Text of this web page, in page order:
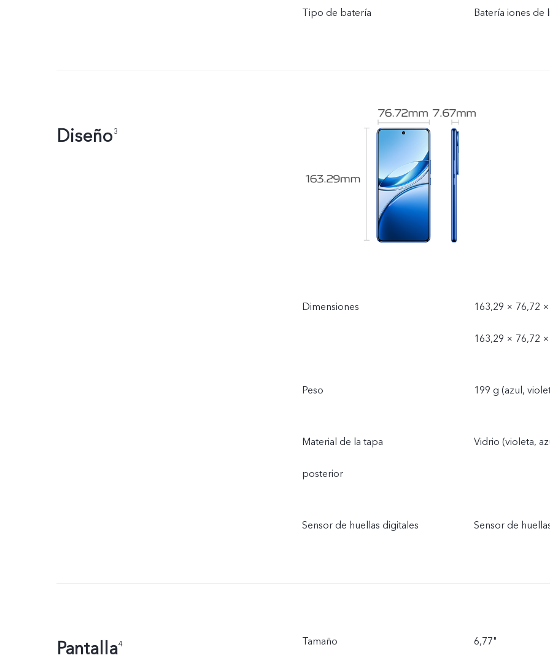
Tipo de batería Batería iones de
Diseño3
Dimensiones 163,29 × 76,72
163,29 × 76,72
Peso 199 g (azul,
Material de la tapa
posterior
Vidrio (violeta,
Sensor de huellas digitales Sensor de
Pantalla4 Tamaño 6,77"